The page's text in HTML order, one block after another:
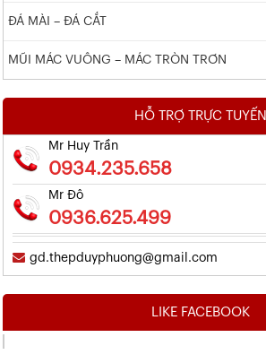
ĐÁ MÀI – ĐÁ CẮT
MŨI MÁC VUÔNG – MÁC TRÒN TRƠN
HỖ TRỢ TRỰC TUYẾN
Mr Huy Trần
0934.235.658
Mr Đô
0936.625.499
gd.thepduyphuong@gmail.com
LIKE FACEBOOK